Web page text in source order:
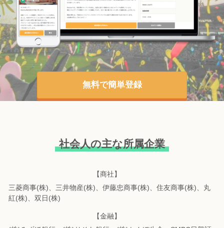
無料で簡単登録
社会人の主な所属企業
【商社】
三菱商事(株)、三井物産(株)、伊藤忠商事(株)、住友商事(株)、丸
紅(株)、双日(株)
【金融】